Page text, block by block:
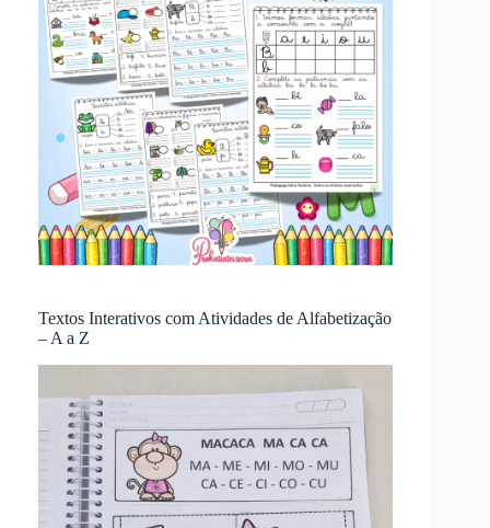
Textos Interativos com Atividades de Alfabetização
– A a Z